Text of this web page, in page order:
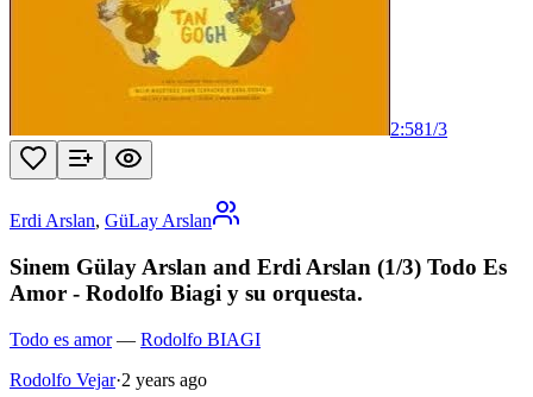
2:581/3
Erdi Arslan, GüLay Arslan
Sinem Gülay Arslan and Erdi Arslan (1/3) Todo Es
Amor - Rodolfo Biagi y su orquesta.
Todo es amor— Rodolfo BIAGI
Rodolfo Vejar·2 years ago